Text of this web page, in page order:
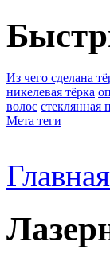
Из чего сделана
никелевая тёрка
волос стеклянная
Мета теги
Главная